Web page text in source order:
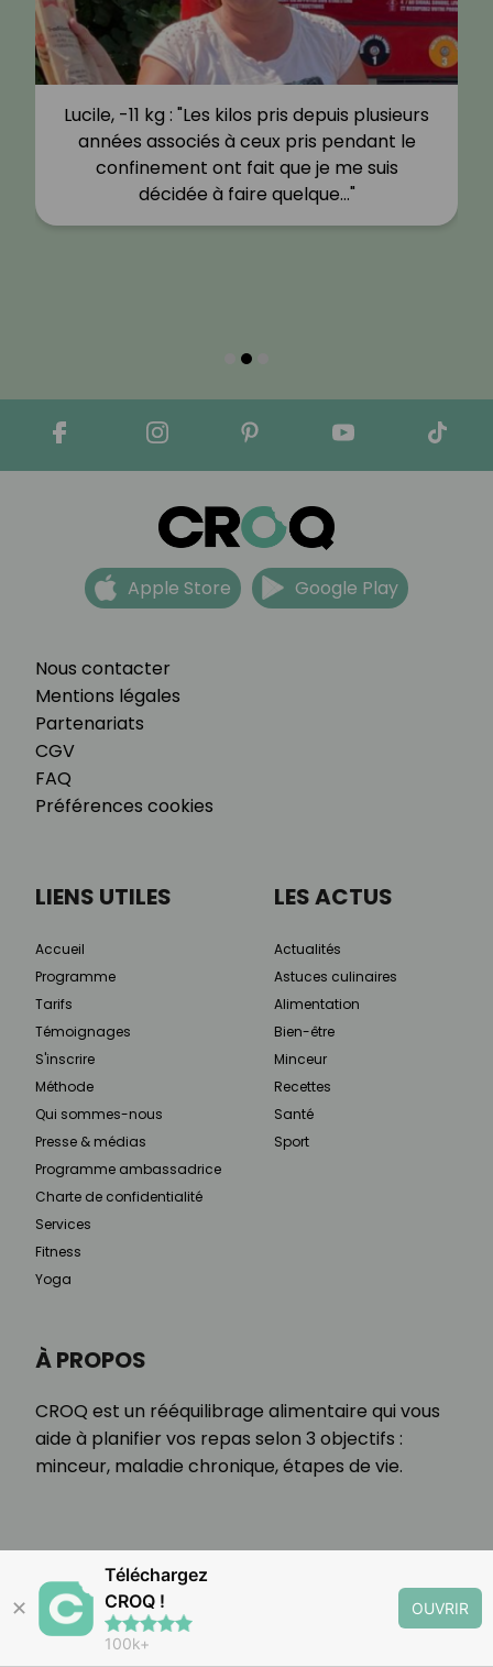
Lucile, -11 kg : "Les kilos pris depuis plusieurs
années associés à ceux pris pendant le
confinement ont fait que je me suis
décidée à faire quelque…"
Nous contacter
Mentions légales
Partenariats
CGV
FAQ
Préférences cookies
Apple Store Google Play
À PROPOS
CROQ est un rééquilibrage alimentaire qui vous
aide à planifier vos repas selon 3 objectifs :
minceur, maladie chronique, étapes de vie.
LIENS UTILES
Accueil
Programme
Tarifs
Témoignages
S'inscrire
Méthode
Qui sommes-nous
Presse & médias
Programme ambassadrice
Charte de confidentialité
Services
Fitness
Yoga
LES ACTUS
Actualités
Astuces culinaires
Alimentation
Bien-être
Minceur
Recettes
Santé
Sport
✕
Téléchargez
CROQ !
100k+
OUVRIR